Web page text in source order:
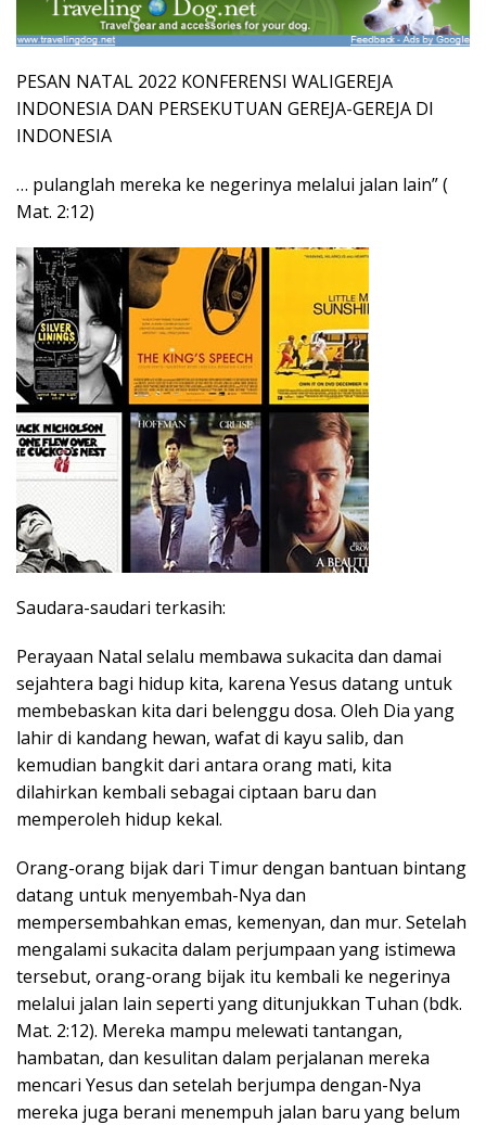
PESAN NATAL 2022 KONFERENSI WALIGEREJA
INDONESIA DAN PERSEKUTUAN GEREJA-GEREJA DI
INDONESIA
… pulanglah mereka ke negerinya melalui jalan lain” (
Mat. 2:12)
Saudara-saudari terkasih:
Perayaan Natal selalu membawa sukacita dan damai
sejahtera bagi hidup kita, karena Yesus datang untuk
membebaskan kita dari belenggu dosa. Oleh Dia yang
lahir di kandang hewan, wafat di kayu salib, dan
kemudian bangkit dari antara orang mati, kita
dilahirkan kembali sebagai ciptaan baru dan
memperoleh hidup kekal.
Orang-orang bijak dari Timur dengan bantuan bintang
datang untuk menyembah-Nya dan
mempersembahkan emas, kemenyan, dan mur. Setelah
mengalami sukacita dalam perjumpaan yang istimewa
tersebut, orang-orang bijak itu kembali ke negerinya
melalui jalan lain seperti yang ditunjukkan Tuhan (bdk.
Mat. 2:12). Mereka mampu melewati tantangan,
hambatan, dan kesulitan dalam perjalanan mereka
mencari Yesus dan setelah berjumpa dengan-Nya
mereka juga berani menempuh jalan baru yang belum